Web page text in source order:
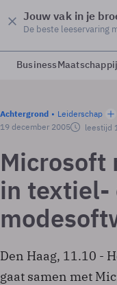
Jouw vak in je
De beste leeservaring
Business
Achtergrond Leiderschap
19 december 2005
leestijd
Microsoft
in textiel-
Den Haag, 11.10 -
gaat samen met